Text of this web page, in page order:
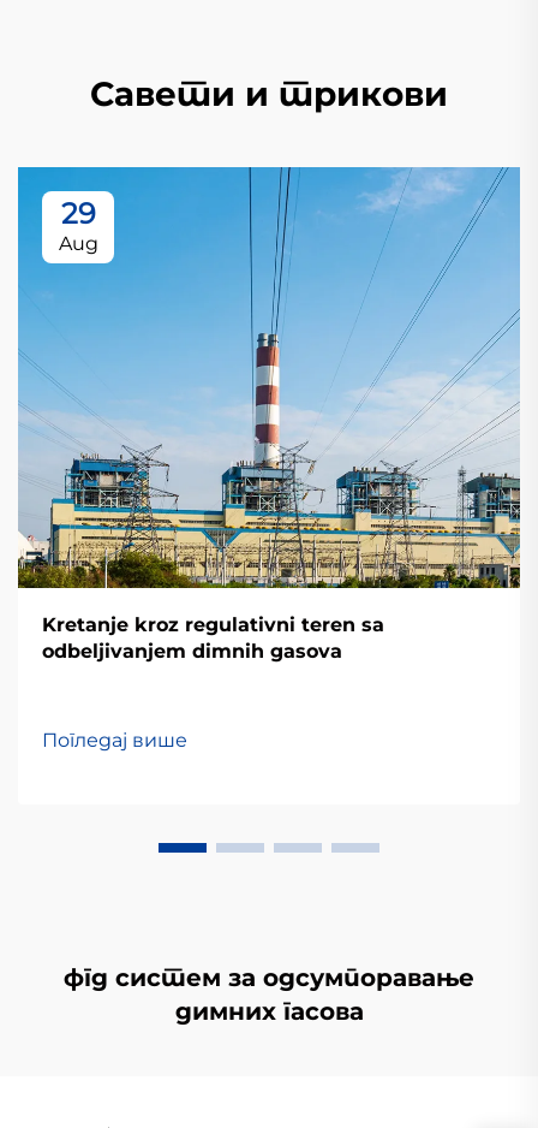
Савети и трикови
29
Aug
Kretanje kroz regulativni teren sa
odbeljivanjem dimnih gasova
Погледај више
фгд систем за одсумпоравање
димних гасова